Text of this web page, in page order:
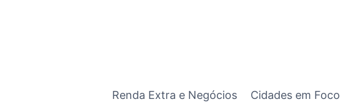
Renda Extra e Negócios Cidades em Foco